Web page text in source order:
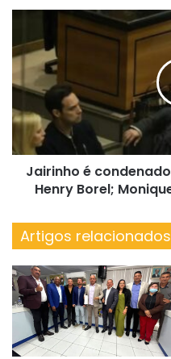
condenado
43
pela
morte
de
Henry
Borel;
recebe
perdão
Jairinho é
Henry Borel;
Artigos relacionados